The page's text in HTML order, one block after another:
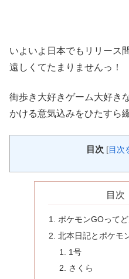
いよいよ日本でもリリース
遠しくてたまりませんっ！
街歩き大好きゲーム大好き
かける意気込みをひたすら
目次 [ 目次
目次
ポケモンGOって
北本日記とポケモ
1号
さくら